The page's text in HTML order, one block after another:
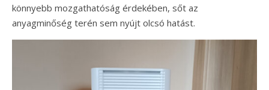
könnyebb mozgathatóság érdekében, sőt az
anyagminőség terén sem nyújt olcsó hatást.